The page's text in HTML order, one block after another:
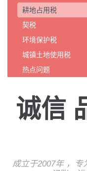
耕地占用税
契税
环境保护税
城镇土地使用税
热点问题
诚信
成立于2007年 ，